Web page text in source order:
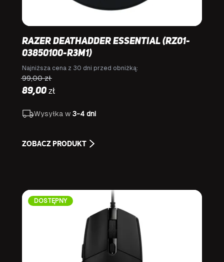
Razer DeathAdder Essential (RZ01-
03850100-R3M1)
Najniższa cena z 30 dni przed obniżką:
99,00zł
89,00 zł
Wysyłka w 3-4 dni
ZOBACZ PRODUKT
DOSTĘPNY